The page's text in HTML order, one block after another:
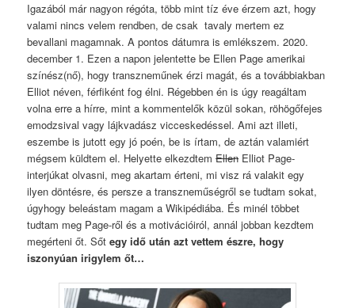
Igazából már nagyon régóta, több mint tíz éve érzem azt, hogy
valami nincs velem rendben, de csak tavaly mertem ez
bevallani magamnak. A pontos dátumra is emlékszem. 2020.
december 1. Ezen a napon jelentette be Ellen Page amerikai
színész(nő), hogy transzneműnek érzi magát, és a továbbiakban
Elliot néven, férfiként fog élni. Régebben én is úgy reagáltam
volna erre a hírre, mint a kommentelők közül sokan, röhögőfejes
emodzsival vagy lájkvadász vicceskedéssel. Ami azt illeti,
eszembe is jutott egy jó poén, be is írtam, de aztán valamiért
mégsem küldtem el. Helyette elkezdtemEllen Elliot Page-
interjúkat olvasni, meg akartam érteni, mi visz rá valakit egy
ilyen döntésre, és persze a transzneműségről se tudtam sokat,
úgyhogy beleástam magam a Wikipédiába. És minél többet
tudtam meg Page-ről és a motivációiról, annál jobban kezdtem
megérteni őt. Sőtegy idő után azt vettem észre, hogy
iszonyúan irigylem őt…